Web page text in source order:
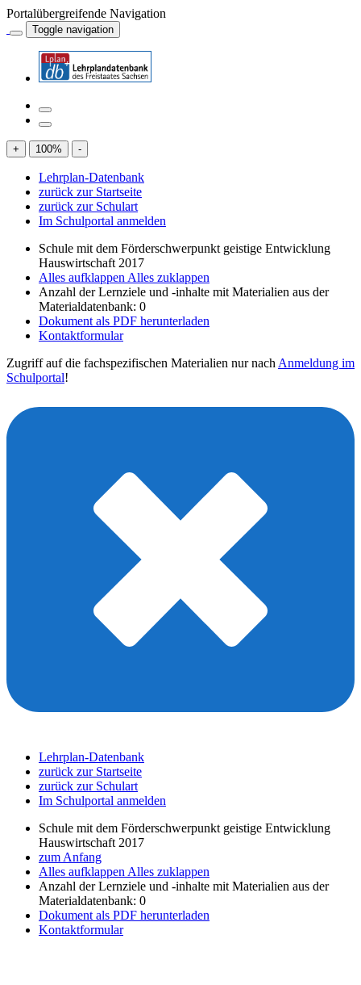
Portalübergreifende Navigation
Toggle navigation
+ 100% -
Lehrplan-Datenbank
zurück zur Startseite
zurück zur Schulart
Im Schulportal anmelden
Schule mit dem Förderschwerpunkt geistige Entwicklung
Hauswirtschaft 2017
Alles aufklappen Alles zuklappen
Anzahl der Lernziele und -inhalte mit Materialien aus der
Materialdatenbank: 0
Dokument als PDF herunterladen
Kontaktformular
Zugriff auf die fachspezifischen Materialien nur nach Anmeldung im
Schulportal!
Lehrplan-Datenbank
zurück zur Startseite
zurück zur Schulart
Im Schulportal anmelden
Schule mit dem Förderschwerpunkt geistige Entwicklung
Hauswirtschaft 2017
zum Anfang
Alles aufklappen Alles zuklappen
Anzahl der Lernziele und -inhalte mit Materialien aus der
Materialdatenbank: 0
Dokument als PDF herunterladen
Kontaktformular